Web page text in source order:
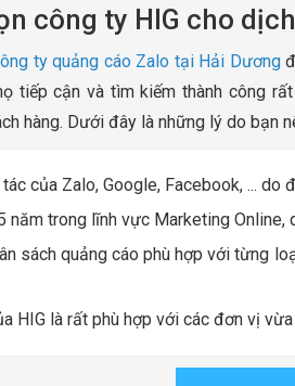
công ty HIG cho
ty quảng cáo Zalo tại Hải Dương
tiếp cận và tìm kiếm thành công
hàng. Dưới đây là những lý do bạn
của Zalo, Google, Facebook, ...
năm trong lĩnh vực Marketing
sách quảng cáo phù hợp với từng
HIG là rất phù hợp với các đơn vị